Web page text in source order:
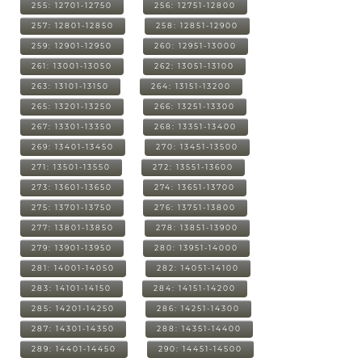
255: 12701-12750 256: 12751-12800
257: 12801-12850 258: 12851-12900
259: 12901-12950 260: 12951-13000
261: 13001-13050 262: 13051-13100
263: 13101-13150 264: 13151-13200
265: 13201-13250 266: 13251-13300
267: 13301-13350 268: 13351-13400
269: 13401-13450 270: 13451-13500
271: 13501-13550 272: 13551-13600
273: 13601-13650 274: 13651-13700
275: 13701-13750 276: 13751-13800
277: 13801-13850 278: 13851-13900
279: 13901-13950 280: 13951-14000
281: 14001-14050 282: 14051-14100
283: 14101-14150 284: 14151-14200
285: 14201-14250 286: 14251-14300
287: 14301-14350 288: 14351-14400
289: 14401-14450 290: 14451-14500